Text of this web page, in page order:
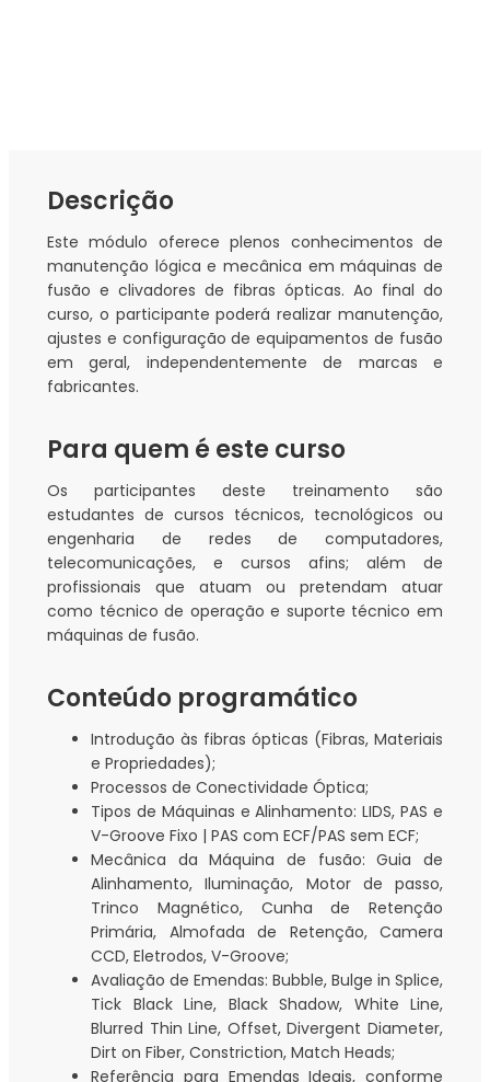
Descrição
Este módulo oferece plenos conhecimentos de
manutenção lógica e mecânica em máquinas de
fusão e clivadores de fibras ópticas. Ao final do
curso, o participante poderá realizar manutenção,
ajustes e configuração de equipamentos de fusão
em geral, independentemente de marcas e
fabricantes.
Para quem é este curso
Os participantes deste treinamento são
estudantes de cursos técnicos, tecnológicos ou
engenharia de redes de computadores,
telecomunicações, e cursos afins; além de
profissionais que atuam ou pretendam atuar
como técnico de operação e suporte técnico em
máquinas de fusão.
Conteúdo programático
Introdução às fibras ópticas (Fibras, Materiais
e Propriedades);
Processos de Conectividade Óptica;
Tipos de Máquinas e Alinhamento: LIDS, PAS e
V-Groove Fixo | PAS com ECF/PAS sem ECF;
Mecânica da Máquina de fusão: Guia de
Alinhamento, Iluminação, Motor de passo,
Trinco Magnético, Cunha de Retenção
Primária, Almofada de Retenção, Camera
CCD, Eletrodos, V-Groove;
Avaliação de Emendas: Bubble, Bulge in Splice,
Tick Black Line, Black Shadow, White Line,
Blurred Thin Line, Offset, Divergent Diameter,
Dirt on Fiber, Constriction, Match Heads;
Referência para Emendas Ideais, conforme